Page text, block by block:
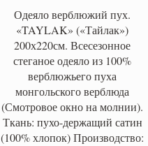
Одеяло верблюжий пух.
«TAYLAK» («Тайлак»)
200х220см. Всесезонное
стеганое одеяло из 100%
верблюжьего пуха
монгольского верблюда
(Смотровое окно на молнии).
Ткань: пухо-держащий сатин
(100% хлопок) Производство: